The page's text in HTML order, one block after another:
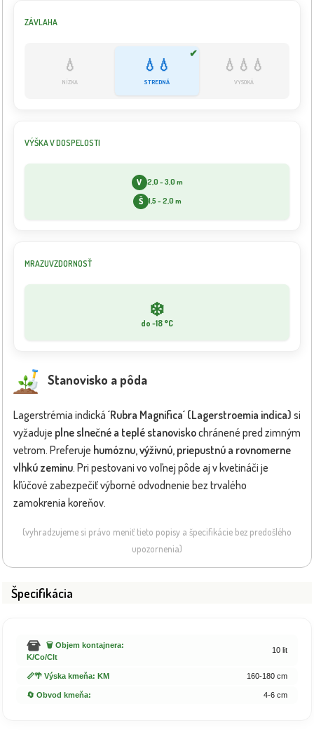
ZÁVLAHA
💧
NÍZKA
✔
💧💧
STREDNÁ
💧💧💧
VYSOKÁ
VÝŠKA V DOSPELOSTI
V 2,0 - 3,0 m
Š 1,5 - 2,0 m
MRAZUVZDORNOSŤ
❄️
do -18 °C
Stanovisko a pôda
Lagerstrémia indická ´Rubra Magnifica´ (Lagerstroemia indica) si
vyžaduje plne slnečné a teplé stanoviskochránené pred zimným
vetrom. Preferuje humóznu, výživnú, priepustnú a rovnomerne
vlhkú zeminu. Pri pestovani vo voľnej pôde aj v kvetináči je
kľúčové zabezpečiť výborné odvodnenie bez trvalého
zamokrenia koreňov.
(vyhradzujeme si právo meniť tieto popisy a špecifikácie bez predošlého
upozornenia)
Špecifikácia
🗑️ Objem kontajnera:
K/Co/Clt
10 lit
📏🌴 Výska kmeňa: KM 160-180 cm
🔄 Obvod kmeňa: 4-6 cm